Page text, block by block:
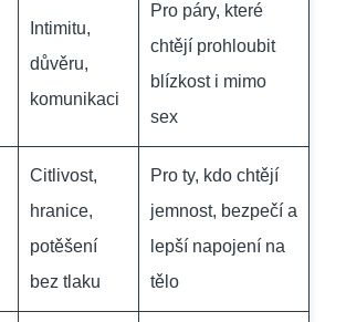
Intimitu,
důvěru,
komunikaci
Pro páry, které
chtějí prohloubit
blízkost i mimo
sex
Citlivost,
hranice,
potěšení
bez tlaku
Pro ty, kdo chtějí
jemnost, bezpečí a
lepší napojení na
tělo